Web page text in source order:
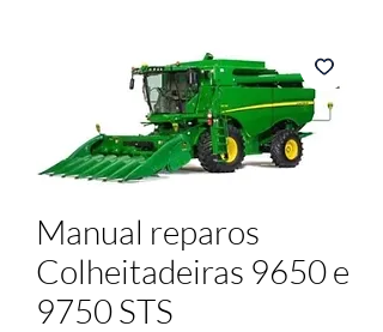
Manual reparos
Colheitadeiras 9650 e
9750 STS